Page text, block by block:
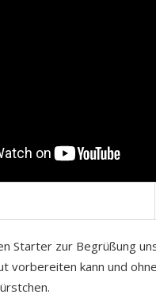
Starter zur Begrüßung
vorbereiten kann und